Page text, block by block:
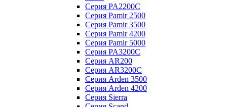
Серия PA2200C
Серия Pamir 2500
Серия Pamir 3500
Серия Pamir 4200
Серия Pamir 5000
Серия PA3200C
Серия AR200
Серия AR3200C
Серия Arden 3500
Серия Arden 4200
Серия Sierra